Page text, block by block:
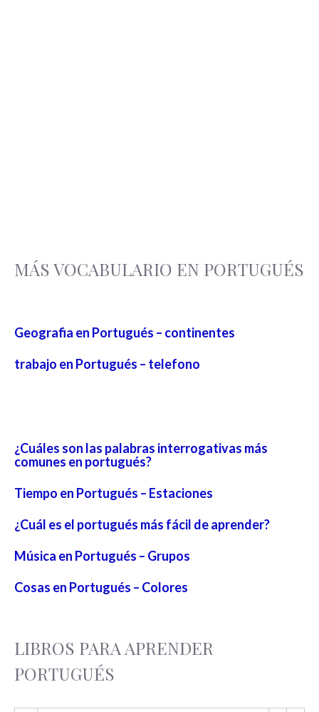
MÁS VOCABULARIO EN PORTUGUÉS
Geografia en Portugués – continentes
trabajo en Portugués – telefono
¿Cuáles son las palabras interrogativas más
comunes en portugués?
Tiempo en Portugués – Estaciones
¿Cuál es el portugués más fácil de aprender?
Música en Portugués – Grupos
Cosas en Portugués – Colores
LIBROS PARA APRENDER
PORTUGUÉS